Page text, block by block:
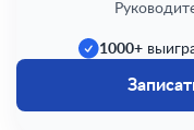
1000+